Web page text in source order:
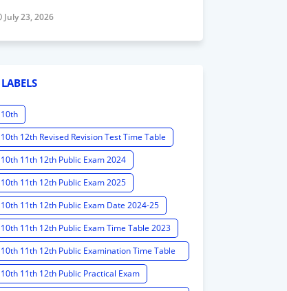
July 23, 2026
LABELS
10th
10th 12th Revised Revision Test Time Table
10th 11th 12th Public Exam 2024
10th 11th 12th Public Exam 2025
10th 11th 12th Public Exam Date 2024-25
10th 11th 12th Public Exam Time Table 2023
10th 11th 12th Public Examination Time Table
2023 - 2024
10th 11th 12th Public Practical Exam